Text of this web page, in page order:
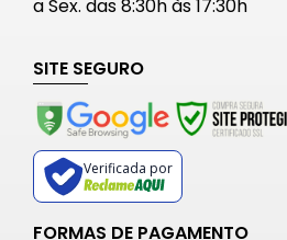
a Sex. das 8:30h às 17:30h
SITE SEGURO
Verificada por
FORMAS DE PAGAMENTO